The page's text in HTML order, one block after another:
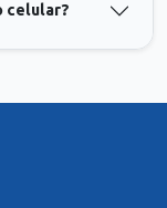
celular?